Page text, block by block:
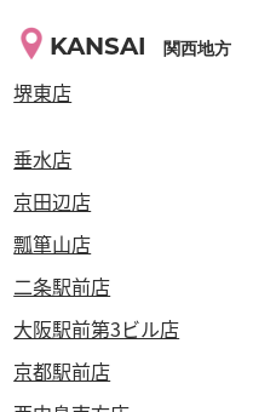
KANSAI 関西地方
堺東店
垂水店
京田辺店
瓢箪山店
二条駅前店
大阪駅前第3ビル店
京都駅前店